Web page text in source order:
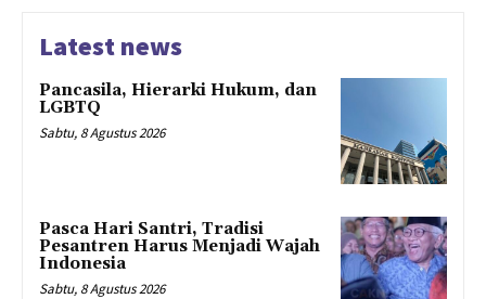
Latest news
Pancasila, Hierarki Hukum, dan
LGBTQ
Sabtu, 8 Agustus 2026
Pasca Hari Santri, Tradisi
Pesantren Harus Menjadi Wajah
Indonesia
Sabtu, 8 Agustus 2026